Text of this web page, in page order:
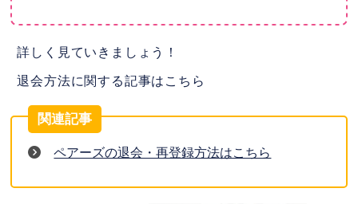
詳しく見ていきましょう！
退会方法に関する記事はこちら
ペアーズの退会・再登録方法はこちら